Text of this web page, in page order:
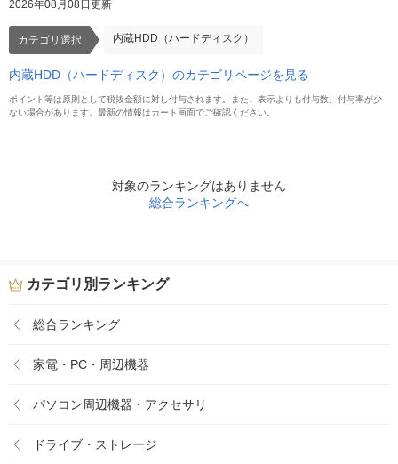
2026年08月08日更新
カテゴリ選択 内蔵HDD（ハードディスク）
内蔵HDD（ハードディスク）のカテゴリページを見る
ポイント等は原則として税抜金額に対し付与されます。また、表示よりも付与数、付与率が少
ない場合があります。最新の情報はカート画面でご確認ください。
対象のランキングはありません
総合ランキングへ
カテゴリ別ランキング
総合ランキング
家電・PC・周辺機器
パソコン周辺機器・アクセサリ
ドライブ・ストレージ